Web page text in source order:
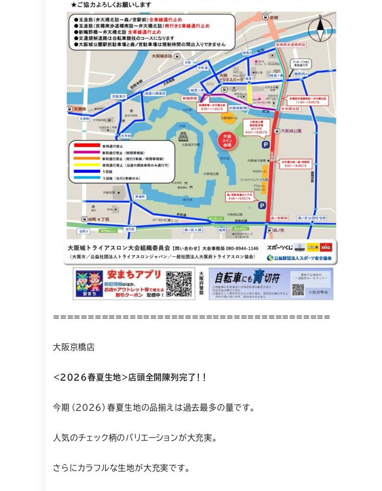
========================================
大阪京橋店
＜2026春夏生地＞店頭全開陳列完了！！
今期（2026）春夏生地の品揃えは過去最多の量です。
人気のチェック柄のバリエーションが大充実。
さらにカラフルな生地が大充実です。